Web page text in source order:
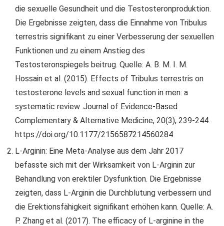
die sexuelle Gesundheit und die Testosteronproduktion.
Die Ergebnisse zeigten, dass die Einnahme von Tribulus
terrestris signifikant zu einer Verbesserung der sexuellen
Funktionen und zu einem Anstieg des
Testosteronspiegels beitrug. Quelle: A. B. M. I. M.
Hossain et al. (2015). Effects of Tribulus terrestris on
testosterone levels and sexual function in men: a
systematic review. Journal of Evidence-Based
Complementary & Alternative Medicine, 20(3), 239-244.
https://doi.org/10.1177/2156587214560284
L-Arginin: Eine Meta-Analyse aus dem Jahr 2017
befasste sich mit der Wirksamkeit von L-Arginin zur
Behandlung von erektiler Dysfunktion. Die Ergebnisse
zeigten, dass L-Arginin die Durchblutung verbessern und
die Erektionsfähigkeit signifikant erhöhen kann. Quelle: A.
P. Zhang et al. (2017). The efficacy of L-arginine in the